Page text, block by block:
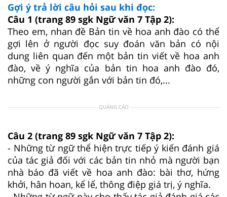
Gợi ý trả lời câu hỏi sau khi đọc:
Câu 1 (trang 89 sgk Ngữ văn 7 Tập 2):
Theo em, nhan đề Bản tin về hoa anh đào có thể
gợi lên ở người đọc suy đoán văn bản có nội
dung liên quan đến một bản tin viết về hoa anh
đào, về ý nghĩa của bản tin hoa anh đào đó,
những con người gắn với bản tin đó,...
QUẢNG CÁO
Câu 2 (trang 89 sgk Ngữ văn 7 Tập 2):
- Những từ ngữ thể hiện trực tiếp ý kiến đánh giá
của tác giả đối với các bản tin nhỏ mà người bạn
nhà báo đã viết về hoa anh đào: bài thơ, hứng
khởi, hân hoan, kể lể, thông điệp giá trị, ý nghĩa.